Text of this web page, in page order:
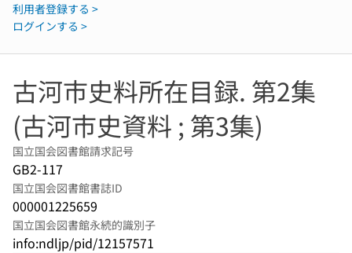
利用者登録する >
ログインする >
古河市史料所在目録. 第2集
(古河市史資料 ; 第3集)
国立国会図書館請求記号
GB2-117
国立国会図書館書誌ID
000001225659
国立国会図書館永続的識別子
info:ndljp/pid/12157571